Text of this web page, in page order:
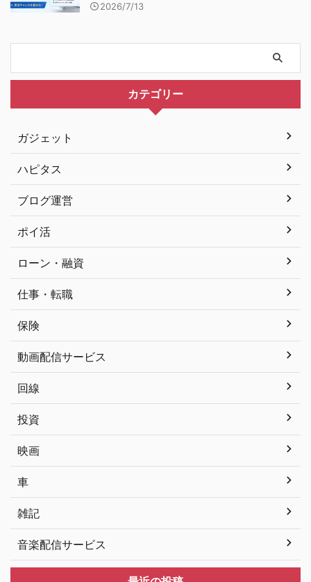
2026/7/13
カテゴリー
ガジェット
ハピタス
ブログ運営
ポイ活
ローン・融資
仕事・転職
保険
動画配信サービス
回線
投資
映画
車
雑記
音楽配信サービス